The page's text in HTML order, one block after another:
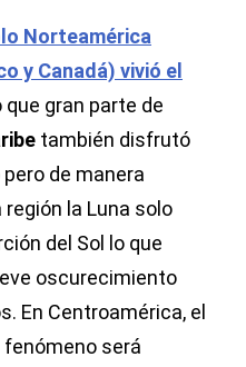
Norteamérica
y Canadá) vivió el
que gran parte de
también disfrutó
de manera
la Luna solo
del Sol lo que
oscurecimiento
En Centroamérica, el
será